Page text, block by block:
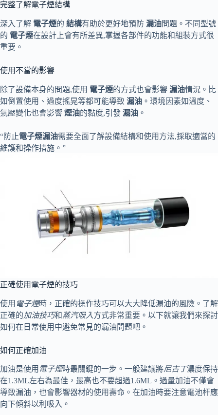
完整了解電子煙結構
深入了解 電子煙的 結構有助於更好地預防 漏油問題。不同型號
的 電子煙在設計上會有所差異,掌握各部件的功能和組裝方式很
重要。
使用不當的影響
除了設備本身的問題,使用 電子煙的方式也會影響 漏油情況。比
如倒置使用、過度搖晃等都可能導致 漏油 。環境因素如溫度、
氣壓變化也會影響 煙油的黏度,引發 漏油 。
“防止電子煙漏油需要全面了解設備結構和使用方法,採取適當的
維護和操作措施。”
正確使用電子煙的技巧
使用 電子煙時，正確的操作技巧可以大大降低漏油的風險。了解
正確的加油技巧和蒸汽吸入方式非常重要。以下就讓我們來探討
如何在日常使用中避免常見的漏油問題吧。
如何正確加油
加油是使用 電子煙時最關鍵的一步。一般建議將尼古丁濃度保持
在1.3ML左右為最佳，最高也不要超過1.6ML。過量加油不僅會
導致漏油，也會影響器材的使用壽命。在加油時要注意電池杆應
向下傾斜以利吸入。